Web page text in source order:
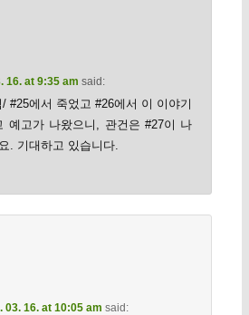
16. at 9:35 am said:
#25에서 죽었고 #26에서 이 이야기
예고가 나왔으니, 관건은 #27이 나
. 기대하고 있습니다.
03. 16. at 10:05 am said: